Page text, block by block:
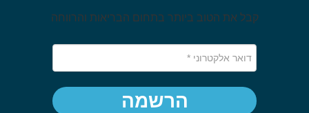
קבל את הטוב ביותר בתחום הבריאות והרווחה
הרשמה